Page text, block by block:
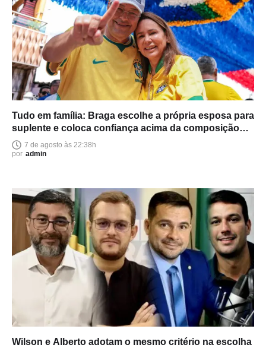
Tudo em família: Braga escolhe a própria esposa para
suplente e coloca confiança acima da composição
política
7 de agosto às 22:38h
por admin
Wilson e Alberto adotam o mesmo critério na escolha